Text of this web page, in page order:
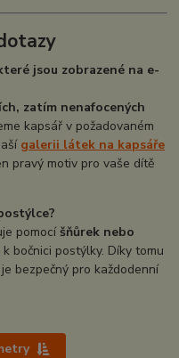
jsou zobrazené na e-
zatím nenafocených
kapsář v požadovaném
galerii látek na kapsáře
pravý motiv pro vaše dítě
pomocí šňůrek nebo
bočnici postýlky. Díky tomu
bezpečný pro každodenní